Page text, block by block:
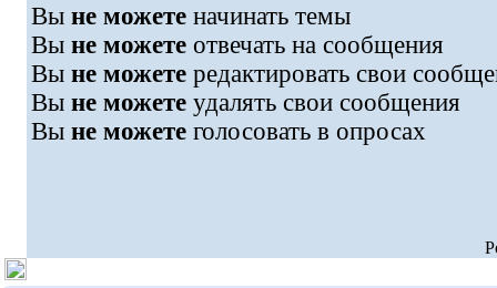
Вы не можете начинать темы
Вы не можете отвечать на сообщения
Вы не можете редактировать свои
Вы не можете удалять свои сообщения
Вы не можете голосовать в опросах